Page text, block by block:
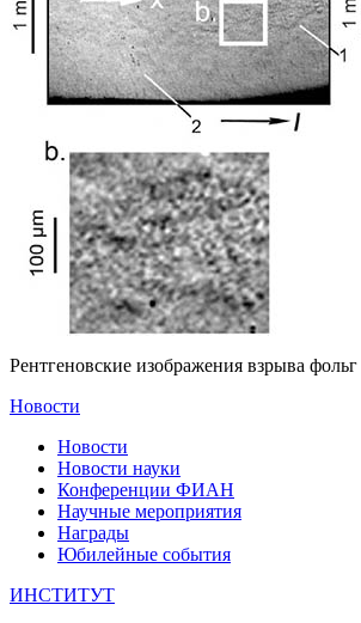
Рентгеновские изображения взрыва
Новости
Новости
Новости науки
Конференции ФИАН
Научные мероприятия
Награды
Юбилейные события
ИНСТИТУТ